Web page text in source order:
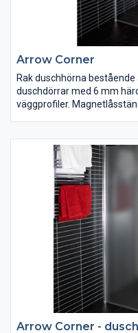
Arrow Corner
Rak duschhörna
duschdörrar med 6 mm
väggprofiler.
1900 mm.
Arrow Corner -